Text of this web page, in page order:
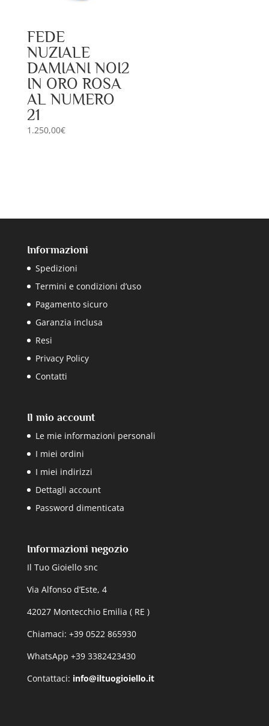
FEDE
NUZIALE
DAMIANI NOI2
IN ORO ROSA
AL NUMERO
21
1.250,00€
Informazioni
Spedizioni
Termini e condizioni d’uso
Pagamento sicuro
Garanzia inclusa
Resi
Privacy Policy
Contatti
Il mio account
Le mie informazioni personali
I miei ordini
I miei indirizzi
Dettagli account
Password dimenticata
Informazioni negozio
Il Tuo Gioiello snc
Via Alfonso d’Este, 4
42027 Montecchio Emilia ( RE )
Chiamaci: +39 0522 865930
WhatsApp +39 3382423430
Contattaci: info@iltuogioiello.it